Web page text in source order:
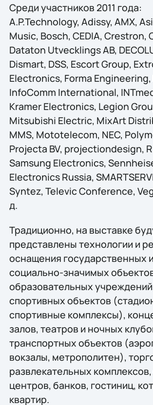
Cреди участников 2011 года:
A.P.Technology, Adissy, AMX,
Music, Bosch, CEDIA, Crestron,
Dataton Utvecklings AB,
Dismart, DSS, Escort Group,
Electronics, Forma Engineering,
InfoComm International,
Kramer Electronics, Legion
Mitsubishi Electric, MixArt
MMS, Mototelecom, NEC,
Projecta BV, projectiondesign,
Samsung Electronics,
Electronics Russia,
Syntez, Televic Conference,
д.
Традиционно, на выставке
представлены технологии и
оснащения государственных и
социально-значимых
образовательных
спортивных объектов
спортивные комплексы),
залов, театров и ночных
транспортных объектов
вокзалы, метрополитен),
развлекательных
центров, банков, гостиниц,
квартир.